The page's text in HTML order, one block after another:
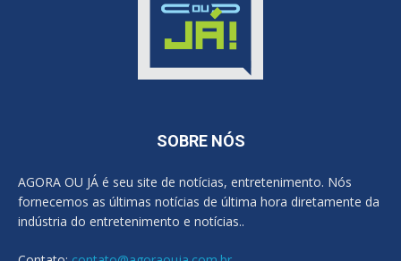
SOBRE NÓS
AGORA OU JÁ é seu site de notícias, entretenimento. Nós
fornecemos as últimas notícias de última hora diretamente da
indústria do entretenimento e notícias..